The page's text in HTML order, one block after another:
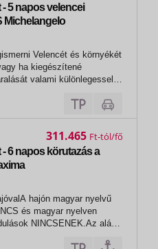
5 napos velencei
Michelangelo
Velencét és környékét
ha kiegészítené
valami különlegessel,
városát, fedezze fel Muráno
tegyen látogatást
6 napos körutazás a
hajón magyar nyelvű
és magyar nyelven
NINCSENEK.Az alábbi
311.465 Ft